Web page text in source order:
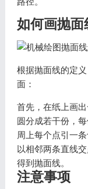
如何画抛面
根据抛面线的定
面：
首先，在纸上画
圆分成若干份，
周上每个点引一
以相邻两条直线
得到抛面线。
注意事项